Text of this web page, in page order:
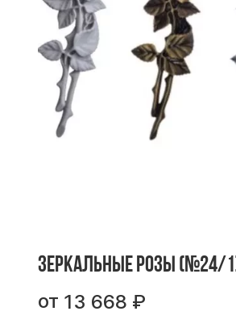
Зеркальные розы (№24/
от 13 668 ₽